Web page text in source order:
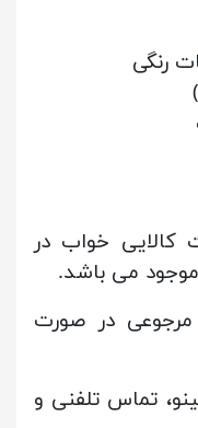
رنگی
کالایی خواب در
می باشد.
در صورت
تماس تلفنی و